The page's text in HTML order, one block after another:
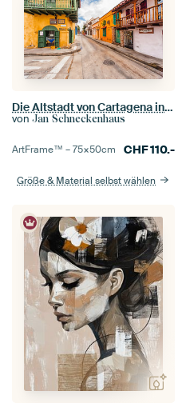
Die Altstadt von Cartagena in Kolumbien
von Jan Schneckenhaus
ArtFrame™ –75×50cm CHF110.-
Größe & Material selbst wählen